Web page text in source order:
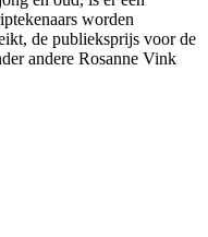
worden
de publieksprijs voor de
andere Rosanne Vink